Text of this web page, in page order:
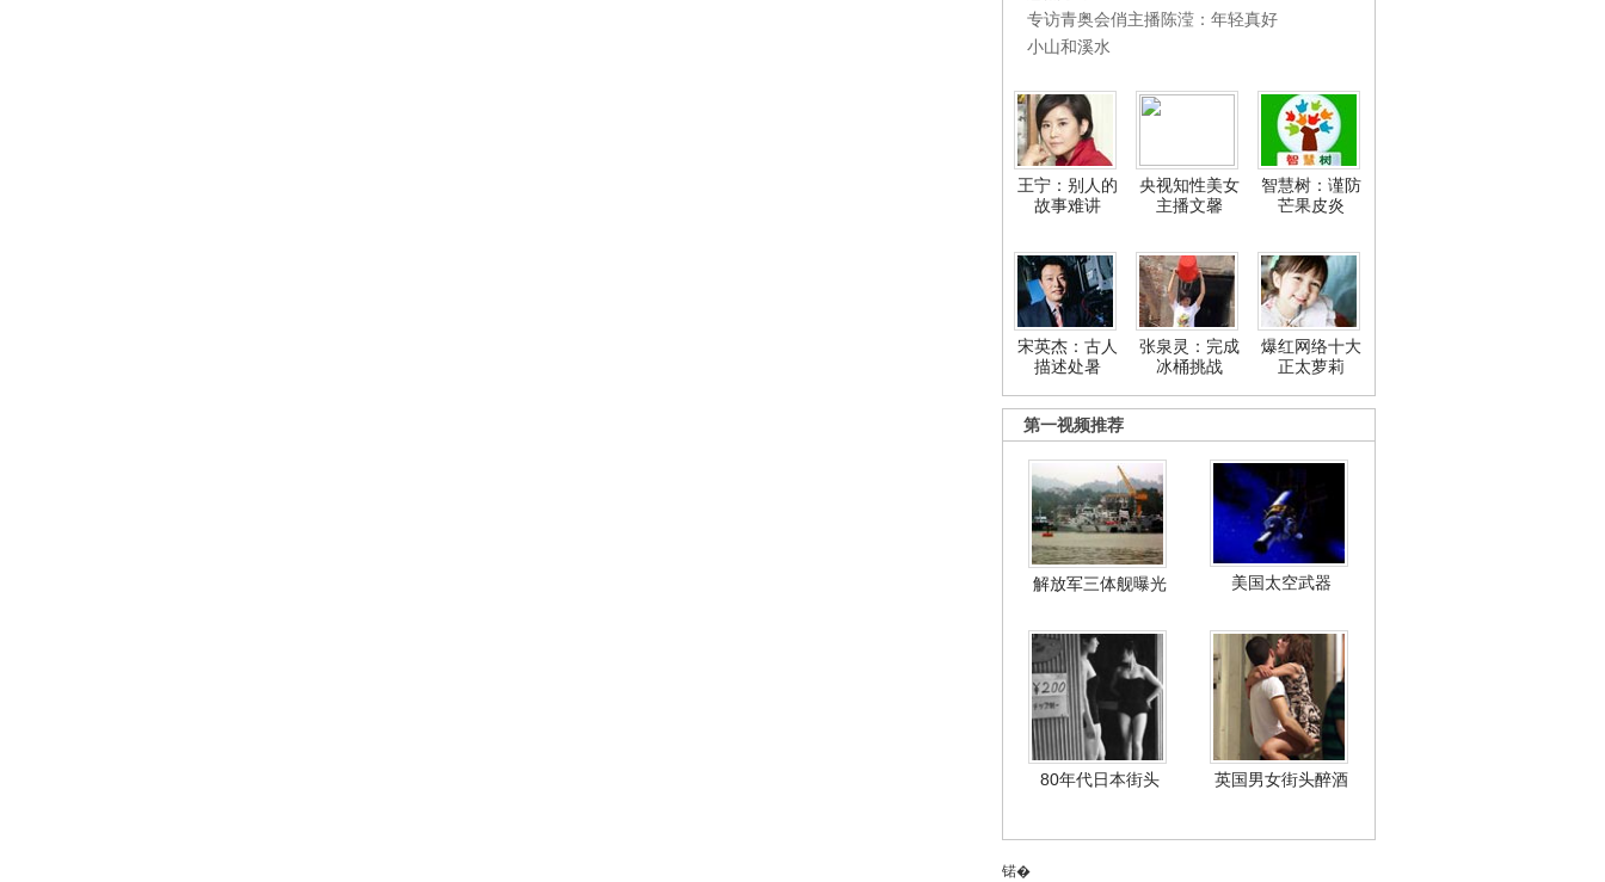
专访青奥会俏主播陈滢：年轻真好
小山和溪水
王宁：别人的
故事难讲
央视知性美女
主播文馨
智慧树：谨防
芒果皮炎
宋英杰：古人
描述处暑
张泉灵：完成
冰桶挑战
爆红网络十大
正太萝莉
第一视频推荐
解放军三体舰曝光 美国太空武器
80年代日本街头 英国男女街头醉酒
锘�